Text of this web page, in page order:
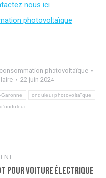
nous ici
photovoltaïque
photovoltaïque
22 juin 2024
Garonne onduleur photovoltaïque
pour voiture électrique